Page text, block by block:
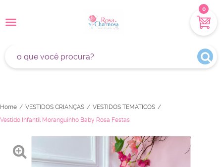
0
Home VESTIDOS CRIANÇAS
VESTIDOS TEMÁTICOS
Vestido Infantil Moranguinho Baby Rosa Festas